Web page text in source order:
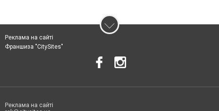
Реклама на сайті
Франшиза "CitySites"
Реклама на сайті